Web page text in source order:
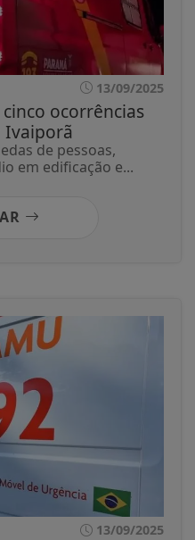
13/09/2025
ocorrências
Ivaiporã
de pessoas,
em edificação e...
13/09/2025